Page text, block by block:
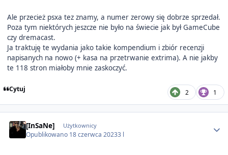
Ale przecież psxa tez znamy, a numer zerowy się dobrze sprzedał.
Poza tym niektórych jeszcze nie było na świecie jak był GameCube
czy dremacast.
Ja traktuję te wydania jako takie kompendium i zbiór recenzji
napisanych na nowo (+ kasa na przetrwanie extrima). A nie jakby
te 118 stron miałoby mnie zaskoczyć.
Cytuj 2 1
[InSaNe] Użytkownicy
Opublikowano 18 czerwca 20233 l